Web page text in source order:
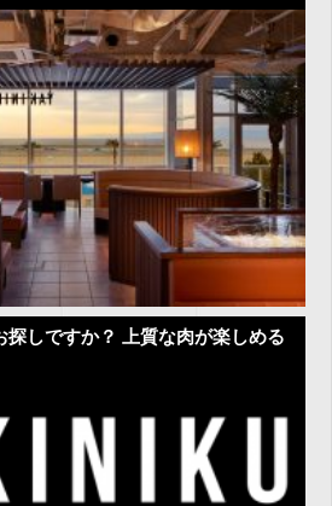
探しですか？ 上質な肉が楽しめる